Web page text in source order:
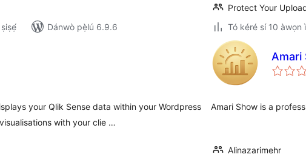
Dánwò pẹ̀lú 6.9.6
Protect Your
Tó kéré sí 10 àwọn
your Qlik Sense data within your Wordpress
with your clie …
Amari
Amari Show is a
Alinazarimehr